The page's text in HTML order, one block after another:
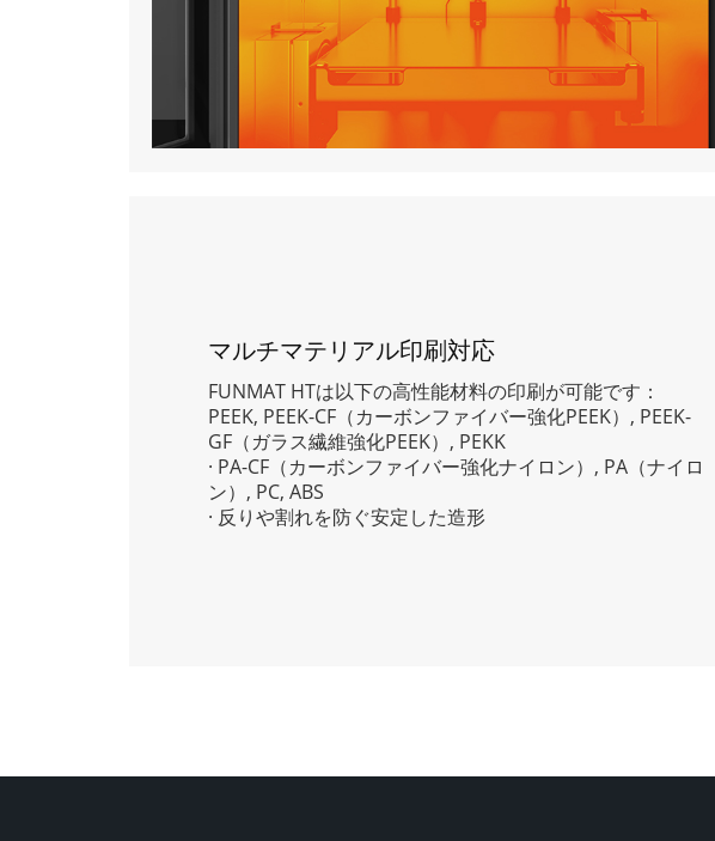
マルチマテリアル印刷対応
FUNMAT HTは以下の高性能材料の印刷が可能です：
PEEK, PEEK-CF（カーボンファイバー強化PEEK）, PEEK-
GF（ガラス繊維強化PEEK）, PEKK
· PA-CF（カーボンファイバー強化ナイロン）, PA（ナイロ
ン）, PC, ABS
· 反りや割れを防ぐ安定した造形